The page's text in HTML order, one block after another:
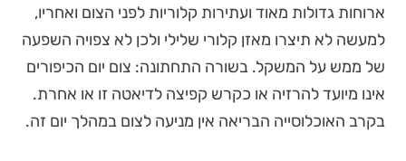
ארוחות גדולות מאוד ועתירות קלוריות לפני הצום ואחריו,
למעשה לא תיצרו מאזן קלורי שלילי ולכן לא צפויה השפעה
של ממש על המשקל. בשורה התחתונה: צום יום הכיפורים
אינו מיועד להרזיה או כקרש קפיצה לדיאטה זו או אחרת.
בקרב האוכלוסייה הבריאה אין מניעה לצום במהלך יום זה.